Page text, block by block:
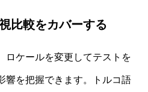
比較をカバーする
ロケールを変更してテストを
響を把握できます。トルコ語